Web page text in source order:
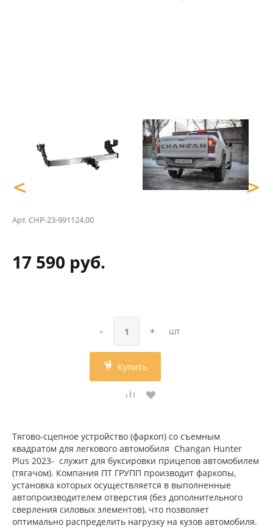
< >
Арт.CHP-23-991124.00
17 590 руб.
- + шт
Купить
Тягово-сцепное устройство (фаркоп) со съемным
квадратом для легкового автомобиля Сhangan Hunter
Plus 2023- служит для буксировки прицепов автомобилем
(тягачом). Компания ПТ ГРУПП производит фаркопы,
установка которых осуществляется в выполненные
автопроизводителем отверстия (без дополнительного
сверления силовых элементов), что позволяет
оптимально распределить нагрузку на кузов автомобиля.